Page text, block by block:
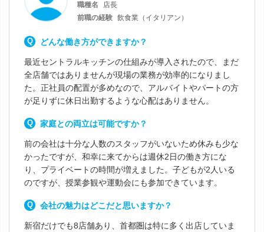
職種名
店長
前職の経験 飲食業（イタリアン）
どんな働き方ができますか？
最近セントラルキッチンの仕組みが導入されたので、まだ
全店舗ではありませんが現場の業務が効率的になりまし
た。正社員の配置が多めなので、アルバイトやパートの方
が足りずに休日出勤するような心配はありません。
家庭との両立は可能ですか？
前の会社は十分な人数のスタッフがいないため休みも少な
かったですが、和幸に来てからは週休2日の働き方にな
り、プライベートの時間が増えました。子どもが2人いる
のですが、授業参観や運動会にも参加できています。
会社の魅力はどこだと思いますか？
新宿だけでも8店舗あり、首都圏は特に多く出店していま